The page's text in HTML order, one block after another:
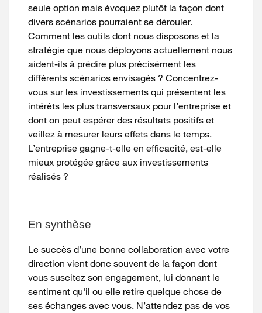
seule option mais évoquez plutôt la façon dont
divers scénarios pourraient se dérouler.
Comment les outils dont nous disposons et la
stratégie que nous déployons actuellement nous
aident-ils à prédire plus précisément les
différents scénarios envisagés ? Concentrez-
vous sur les investissements qui présentent les
intérêts les plus transversaux pour l’entreprise et
dont on peut espérer des résultats positifs et
veillez à mesurer leurs effets dans le temps.
L’entreprise gagne-t-elle en efficacité, est-elle
mieux protégée grâce aux investissements
réalisés ?
En synthèse
Le succès d’une bonne collaboration avec votre
direction vient donc souvent de la façon dont
vous suscitez son engagement, lui donnant le
sentiment qu'il ou elle retire quelque chose de
ses échanges avec vous. N’attendez pas de vos